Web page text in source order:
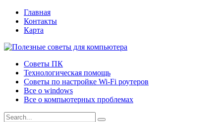
Главная
Контакты
Карта
Советы ПК
Технологическая помощь
Советы по настройке Wi-Fi роутеров
Все о windows
Все о компьютерных проблемах